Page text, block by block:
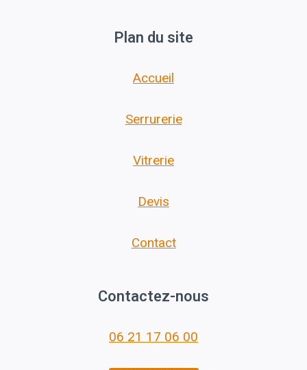
Plan du site
Accueil
Serrurerie
Vitrerie
Devis
Contact
Contactez-nous
06 21 17 06 00